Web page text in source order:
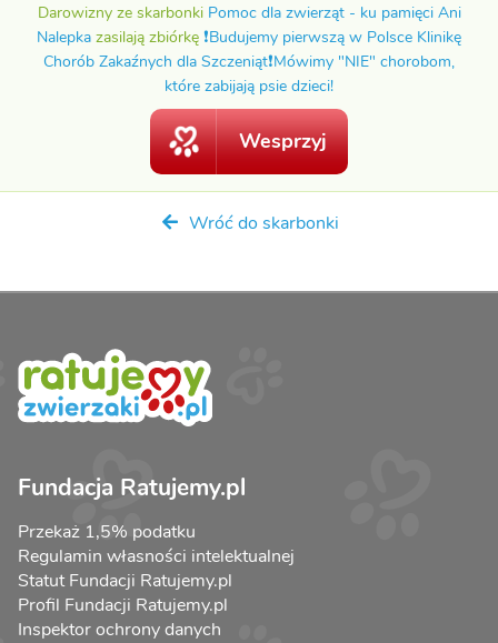
Darowizny ze skarbonki Pomoc dla zwierząt - ku pamięci Ani
Nalepka zasilają zbiórkę ❗️Budujemy pierwszą w Polsce Klinikę
Chorób Zakaźnych dla Szczeniąt❗️Mówimy "NIE" chorobom,
które zabijają psie dzieci!
Wesprzyj
Wróć do skarbonki
Fundacja Ratujemy.pl
Przekaż 1,5% podatku
Regulamin własności intelektualnej
Statut Fundacji Ratujemy.pl
Profil Fundacji Ratujemy.pl
Inspektor ochrony danych